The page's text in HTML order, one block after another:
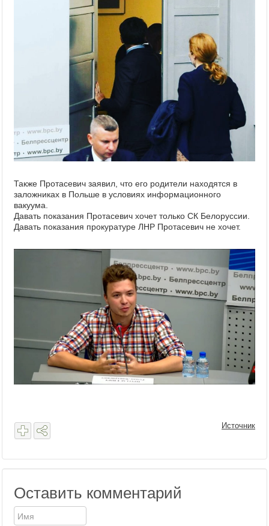
Также Протасевич заявил, что его родители находятся в
заложниках в Польше в условиях информационного
вакуума.
Давать показания Протасевич хочет только СК Белоруссии.
Давать показания прокуратуре ЛНР Протасевич не хочет.
Источник
Оставить комментарий